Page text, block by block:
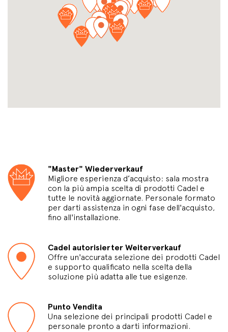
"Master" Wiederverkauf
Migliore esperienza d’acquisto: sala mostra
con la più ampia scelta di prodotti Cadel e
tutte le novità aggiornate. Personale formato
per darti assistenza in ogni fase dell'acquisto,
fino all'installazione.
Cadel autorisierter Weiterverkauf
Offre un'accurata selezione dei prodotti Cadel
e supporto qualificato nella scelta della
soluzione più adatta alle tue esigenze.
Punto Vendita
Una selezione dei principali prodotti Cadel e
personale pronto a darti informazioni.